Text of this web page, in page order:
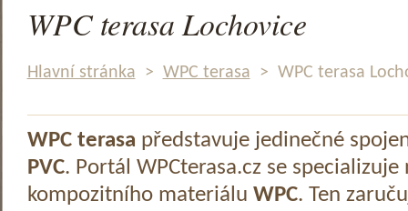
WPC terasa Lochovice
Hlavní stránka > WPC terasa > WPC terasa
WPC terasa představuje jedinečné
PVC. Portál WPCterasa.cz se specializuje
kompozitního materiálu WPC. Ten